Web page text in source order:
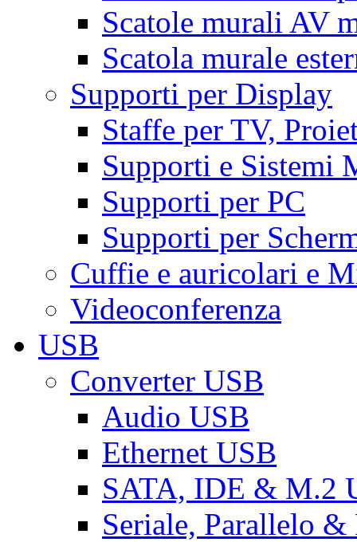
Scatole murali AV
Scatola murale
Supporti per Display
Staffe per TV,
Supporti e Sistemi
Supporti per PC
Supporti per
Cuffie e auricolari e
Videoconferenza
USB
Converter USB
Audio USB
Ethernet USB
SATA, IDE & M.2
Seriale, Parallelo &